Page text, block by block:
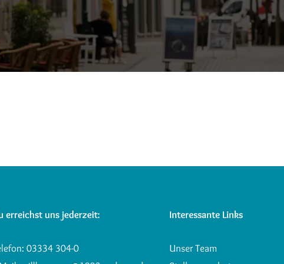
erreichst uns jederzeit:
03334 304-0
Interessante Links
Unser Team